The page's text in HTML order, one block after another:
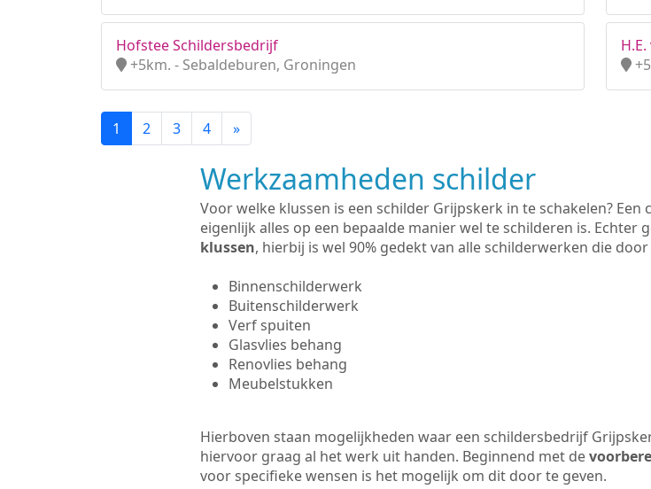
Hofstee Schildersbedrijf
+5km. - Sebaldeburen, Groningen
1 2 3 4 »
Werkzaamheden schilder
Voor welke klussen is een schilder Grijpskerk in te schakelen?
eigenlijk alles op een bepaalde manier wel te schilderen is. Echter
klussen, hierbij is wel 90% gedekt van alle schilderwerken die
Binnenschilderwerk
Buitenschilderwerk
Verf spuiten
Glasvlies behang
Renovlies behang
Meubelstukken
Hierboven staan mogelijkheden waar een schildersbedrijf
hiervoor graag al het werk uit handen. Beginnend met de
voor specifieke wensen is het mogelijk om dit door te geven.